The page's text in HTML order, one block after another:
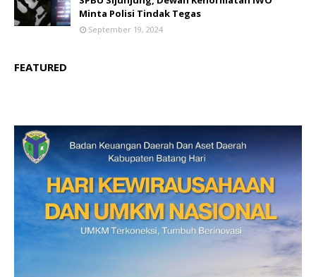
Minta Polisi Tindak Tegas
September 19, 2024
FEATURED